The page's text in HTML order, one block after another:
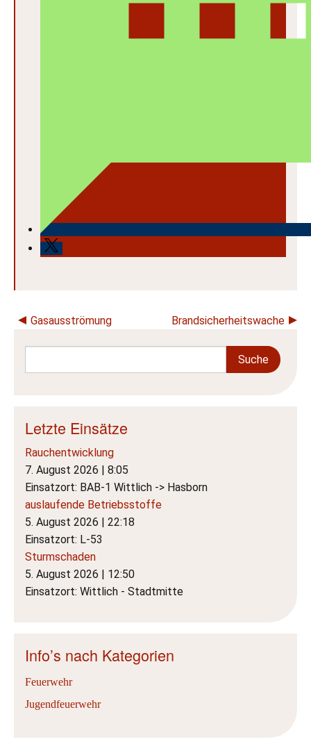
Beitragsnavigation
Gasausströmung Brandsicherheitswache
Letzte Einsätze
Rauchentwicklung
7. August 2026 | 8:05
Einsatzort: BAB-1 Wittlich -> Hasborn
auslaufende Betriebsstoffe
5. August 2026 | 22:18
Einsatzort: L-53
Sturmschaden
5. August 2026 | 12:50
Einsatzort: Wittlich - Stadtmitte
Info’s nach Kategorien
Feuerwehr
Jugendfeuerwehr